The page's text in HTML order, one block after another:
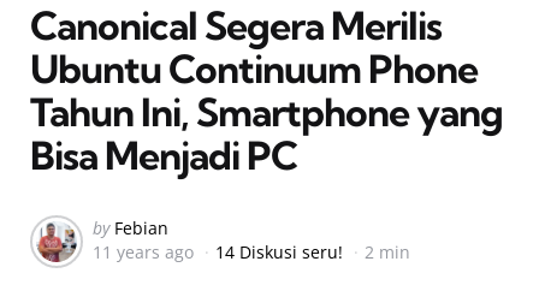
Canonical Segera Merilis
Ubuntu Continuum Phone
Tahun Ini, Smartphone yang
Bisa Menjadi PC
Posted
by
by Febian
11 years ago
14 Diskusi seru! 2 min